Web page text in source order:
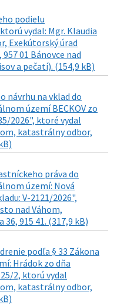
podielu
vydal: Mgr. Klaudia
Exekútorský úrad
01 Bánovce nad
a pečatí). (154,9 kB)
návrhu na vklad do
území BECKOV zo
2026", ktoré vydal
katastrálny odbor,
práva do
území: Nová
V-2121/2026",
nad Váhom,
915 41. (317,9 kB)
podľa § 33 Zákona
Hrádok zo dňa
2, ktorú vydal
katastrálny odbor,